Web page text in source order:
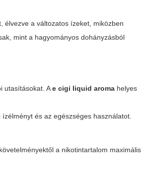
élvezve a változatos ízeket, miközben
mint a hagyományos dohányzásból
utasításokat. Ae cigi liquid aroma helyes
és az egészséges használatot.
a nikotintartalom maximális